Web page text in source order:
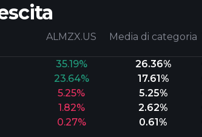
ALMZX.US Media di categoria
35.19%
26.36%
23.64%
17.61%
5.25%
5.25%
1.82%
2.62%
0.27% 0.61%